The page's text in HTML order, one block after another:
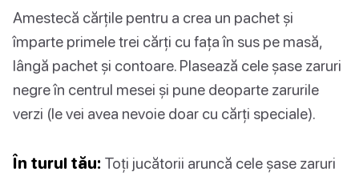
Amestecă cărțile pentru a crea un pachet și
împarte primele trei cărți cu fața în sus pe masă,
lângă pachet și contoare. Plasează cele șase zaruri
negre în centrul mesei și pune deoparte zarurile
verzi (le vei avea nevoie doar cu cărți speciale).
În turul tău: Toți jucătorii aruncă cele șase zaruri